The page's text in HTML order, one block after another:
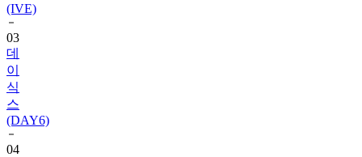
(IVE)
03
데
이
식
스
(DAY6)
04